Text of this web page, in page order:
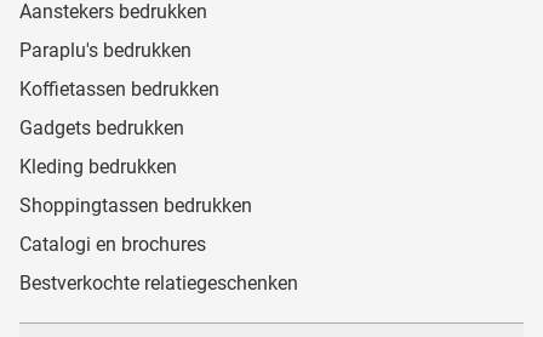
Aanstekers bedrukken
Paraplu's bedrukken
Koffietassen bedrukken
Gadgets bedrukken
Kleding bedrukken
Shoppingtassen bedrukken
Catalogi en brochures
Bestverkochte relatiegeschenken